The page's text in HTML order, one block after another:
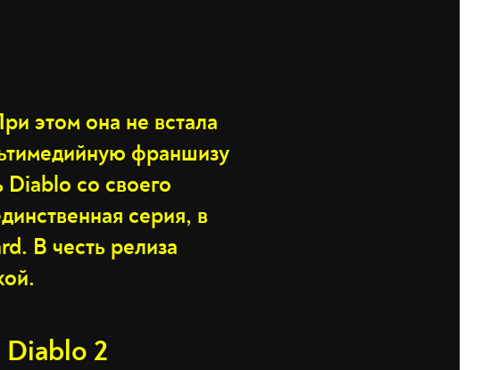
этом она не встала
франшизу
со своего
серия, в
В честь релиза
2